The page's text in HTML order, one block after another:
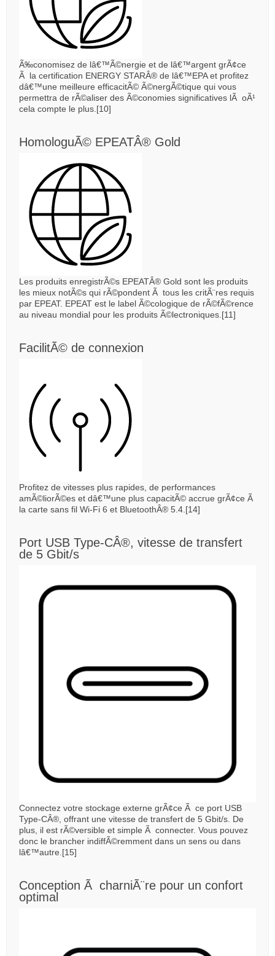
Ã‰conomisez de lâ€™Ã©nergie et de lâ€™argent grÃ¢ce
Ã la certification ENERGY STARÂ® de lâ€™EPA et profitez
dâ€™une meilleure efficacitÃ© Ã©nergÃ©tique qui vous
permettra de rÃ©aliser des Ã©conomies significatives lÃ oÃ¹
cela compte le plus.[10]
HomologuÃ© EPEATÂ® Gold
Les produits enregistrÃ©s EPEATÂ® Gold sont les produits
les mieux notÃ©s qui rÃ©pondent Ã tous les critÃ¨res requis
par EPEAT. EPEAT est le label Ã©cologique de rÃ©fÃ©rence
au niveau mondial pour les produits Ã©lectroniques.[11]
FacilitÃ© de connexion
Profitez de vitesses plus rapides, de performances
amÃ©liorÃ©es et dâ€™une plus capacitÃ© accrue grÃ¢ce Ã
la carte sans fil Wi-Fi 6 et BluetoothÂ® 5.4.[14]
Port USB Type-CÂ®, vitesse de transfert
de 5 Gbit/s
Connectez votre stockage externe grÃ¢ce Ã ce port USB
Type-CÂ®, offrant une vitesse de transfert de 5 Gbit/s. De
plus, il est rÃ©versible et simple Ã connecter. Vous pouvez
donc le brancher indiffÃ©remment dans un sens ou dans
lâ€™autre.[15]
Conception Ã charniÃ¨re pour un confort
optimal